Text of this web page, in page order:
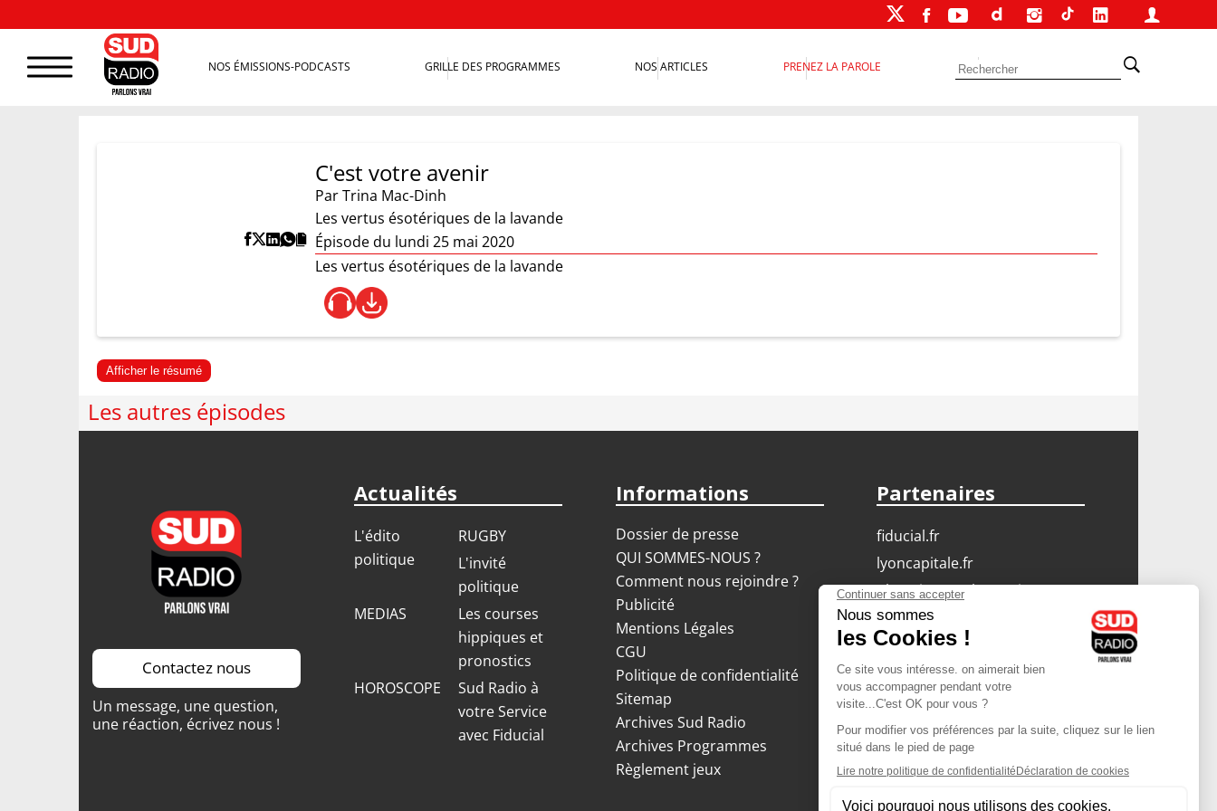
NOS ÉMISSIONS-PODCASTS GRILLE DES PROGRAMMES NOS ARTICLES PRENEZ LA PAROLE
C'est votre avenir
ParTrina Mac-Dinh
Les vertus ésotériques de la lavande
Épisode du lundi 25 mai 2020
Les vertus ésotériques de la lavande
Afficher le résumé
Les autres épisodes
Contactez nous
Un message, une question,
une réaction, écrivez nous !
Actualités
L'édito
politique
RUGBY
L'invité
politique
MEDIAS
Les courses
hippiques et
pronostics
HOROSCOPE
Sud Radio à
votre Service
avec Fiducial
Informations
Dossier de presse
QUI SOMMES-NOUS ?
Comment nous rejoindre ?
Publicité
Mentions Légales
CGU
Politique de confidentialité
Sitemap
Archives Sud Radio
Archives Programmes
Règlement jeux
Partenaires
fiducial.fr
lyoncapitale.fr
olympique-et-lyonnais.com
L'application Iphone
/ Android
Téléchargez l'application
Les cookies